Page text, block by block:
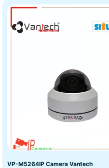
VP-M5264IP Camera Vantech